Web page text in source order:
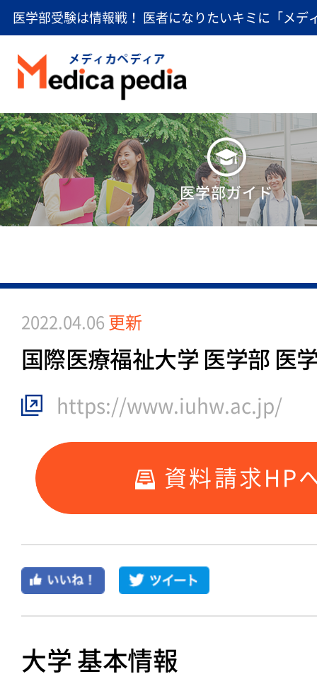
医学部受験は情報戦！ 医者になりたいキミに「メデ
医学部ガイド
2022.04.06 更新
国際医療福祉大学 医学部 医
https://www.iuhw.ac.jp/
資料請求HP
大学 基本情報